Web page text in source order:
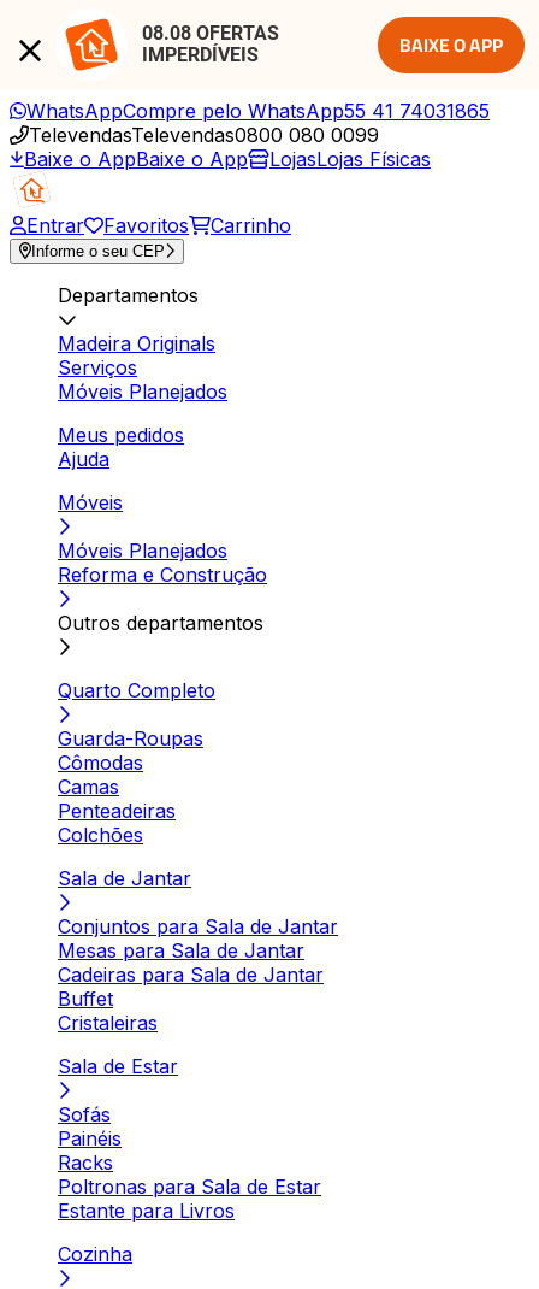
08.08 OFERTAS
IMPERDÍVEIS
BAIXE O APP
WhatsAppCompre pelo WhatsApp55 41 74031865
TelevendasTelevendas0800 080 0099
Baixe o AppBaixe o App LojasLojas Físicas
Entrar Favoritos Carrinho
Informe o seu CEP
Departamentos
Madeira Originals
Serviços
Móveis Planejados
Meus pedidos
Ajuda
Móveis
Móveis Planejados
Reforma e Construção
Outros departamentos
Quarto Completo
Guarda-Roupas
Cômodas
Camas
Penteadeiras
Colchões
Sala de Jantar
Conjuntos para Sala de Jantar
Mesas para Sala de Jantar
Cadeiras para Sala de Jantar
Buffet
Cristaleiras
Sala de Estar
Sofás
Painéis
Racks
Poltronas para Sala de Estar
Estante para Livros
Cozinha